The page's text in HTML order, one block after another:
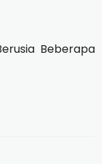
Beberapa